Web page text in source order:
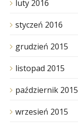
luty 2016
styczeń 2016
grudzień 2015
listopad 2015
październik 2015
wrzesień 2015